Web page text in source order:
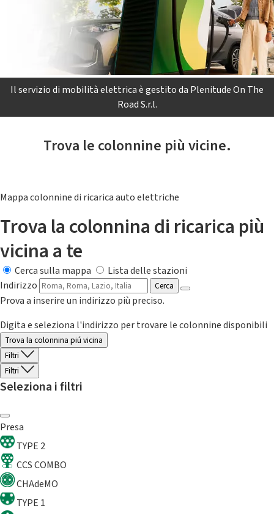
Il servizio di mobilità elettrica è gestito da Plenitude On The
Road S.r.l.
Trova le colonnine più vicine.
Mappa colonnine di ricarica auto elettriche
Trova la colonnina di ricarica più
vicina a te
Cerca sulla mappa
Lista delle stazioni
Indirizzo
Cerca
Prova a inserire un indirizzo più preciso.
Digita e seleziona l'indirizzo per trovare le colonnine disponibili
Trova la colonnina piú vicina
Filtri
Filtri
Seleziona i filtri
Presa
TYPE 2
CCS COMBO
CHAdeMO
TYPE 1